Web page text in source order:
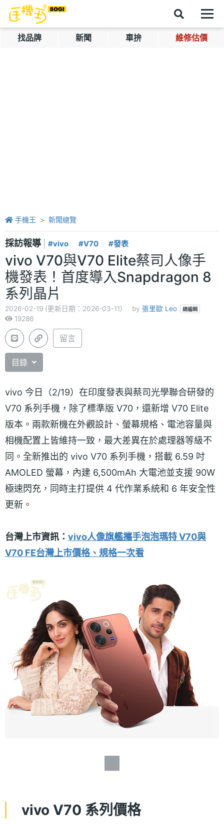
找品牌 新聞 車拚 維修估價
手機王 新聞總覽
採訪報導 #vivo #V70 #發表
vivo V70與V70 Elite蔡司人像手
機發表！首度導入Snapdragon 8
系列晶片
2026-02-19 (更新日期：2026-03-11) by 張里歐 Leo 總編輯
19286
留言
目錄
vivo 今日（2/19）在印度發表與蔡司光學聯合研發的
V70 系列手機，除了標準版 V70，還新增 V70 Elite
版本。兩款新機在外觀設計、螢幕規格、電池容量與
相機配置上皆維持一致，最大差異在於處理器等級不
同。全新推出的 vivo V70 系列手機，搭載 6.59 吋
AMOLED 螢幕，內建 6,500mAh 大電池並支援 90W
極速閃充，同時主打提供 4 代作業系統和 6 年安全性
更新。
台灣上市資訊： vivo人像旗艦攜手泡泡瑪特 V70與
V70 FE台灣上市價格、規格一次看
vivo V70 系列價格